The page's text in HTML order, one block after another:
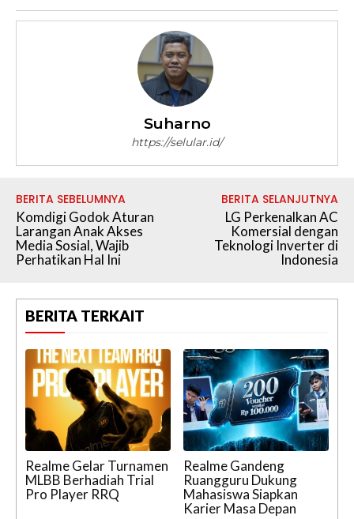
Suharno
https://selular.id/
BERITA SEBELUMNYA
Komdigi Godok Aturan
Larangan Anak Akses
Media Sosial, Wajib
Perhatikan Hal Ini
BERITA SELANJUTNYA
LG Perkenalkan AC
Komersial dengan
Teknologi Inverter di
Indonesia
BERITA TERKAIT
Realme Gelar Turnamen
MLBB Berhadiah Trial
Pro Player RRQ
Realme Gandeng
Ruangguru Dukung
Mahasiswa Siapkan
Karier Masa Depan